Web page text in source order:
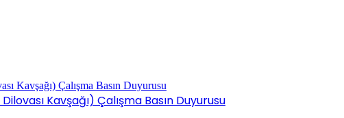
Kavşağı) Çalışma Basın Duyurusu